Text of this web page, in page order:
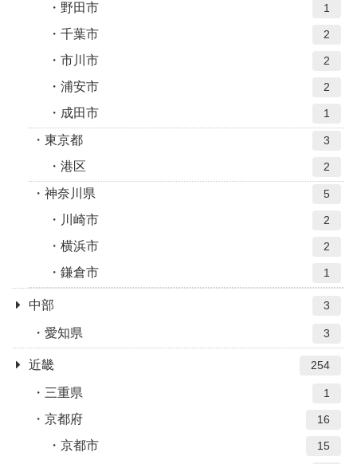
野田市 1
千葉市 2
市川市 2
浦安市 2
成田市 1
東京都 3
港区 2
神奈川県 5
川崎市 2
横浜市 2
鎌倉市 1
中部 3
愛知県 3
近畿 254
三重県 1
京都府 16
京都市 15